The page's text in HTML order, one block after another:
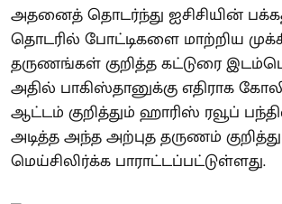
அதனைத் தொடர்ந்து ஐசிசியின்
தொடரில் போட்டிகளை மாற்றிய
தருணங்கள் குறித்த கட்டுரை
அதில் பாகிஸ்தானுக்கு எதிராக
ஆட்டம் குறித்தும் ஹாரிஸ் ரவூப்
அடித்த அந்த அற்புத தருணம்
மெய்சிலிர்க்க பாராட்டப்பட்டுள்ளது.